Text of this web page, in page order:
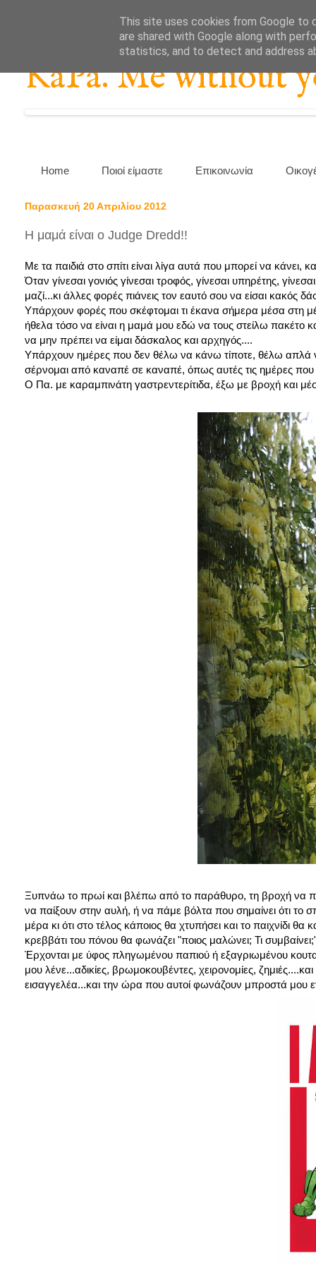
KaPa. Me without
Home Ποιοί είμαστε Επικοινωνία
Παρασκευή 20 Απριλίου 2012
Η μαμά είναι ο Judge Dredd!!
Με τα παιδιά στο σπίτι είναι λίγα αυτά που μπορεί να κάνει,
Όταν γίνεσαι γονιός γίνεσαι τροφός, γίνεσαι υπηρέτης,
μαζί...κι άλλες φορές πιάνεις τον εαυτό σου να είσαι
Υπάρχουν φορές που σκέφτομαι τι έκανα σήμερα μέσα στη
ήθελα τόσο να είναι η μαμά μου εδώ να τους στείλω
να μην πρέπει να είμαι δάσκαλος και αρχηγός....
Υπάρχουν ημέρες που δεν θέλω να κάνω τίποτε, θέλω απλά
σέρνομαι από καναπέ σε καναπέ, όπως αυτές τις ημέρες που
Ο Πα. με καραμπινάτη γαστρεντερίτιδα, έξω με βροχή και
Ξυπνάω το πρωί και βλέπω από το παράθυρο, τη βροχή να
να παίξουν στην αυλή, ή να πάμε βόλτα που σημαίνει ότι το
μέρα κι ότι στο τέλος κάποιος θα χτυπήσει και το παιχνίδι
κρεββάτι του πόνου θα φωνάζει "ποιος μαλώνει; Τι
Έρχονται με ύφος πληγωμένου παπιού ή εξαγριωμένου
μου λένε...αδικίες, βρωμοκουβέντες, χειρονομίες,
εισαγγελέα...και την ώρα που αυτοί φωνάζουν μπροστά μου
This site uses cookies from Google to
are shared with Google along with
statistics, and to detect and address